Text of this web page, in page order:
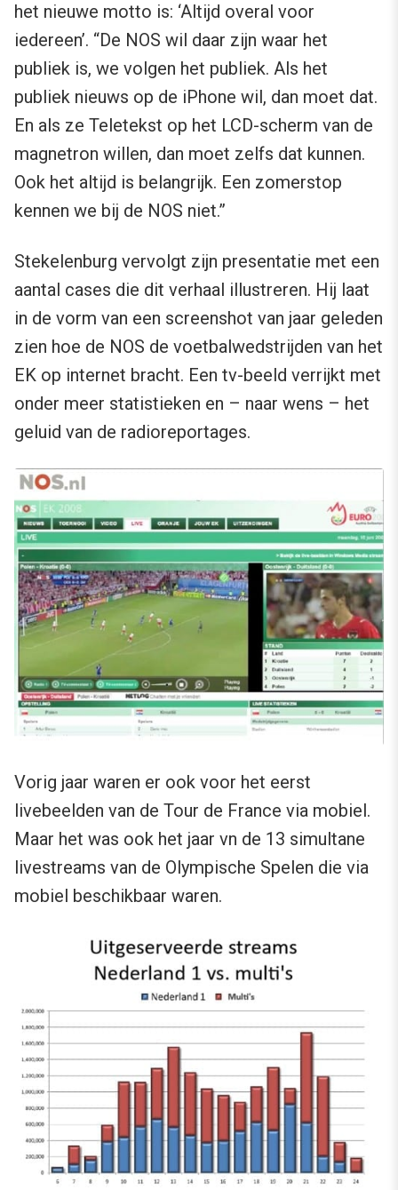
het nieuwe motto is: ‘Altijd overal voor
iedereen’. “De NOS wil daar zijn waar het
publiek is, we volgen het publiek. Als het
publiek nieuws op de iPhone wil, dan moet dat.
En als ze Teletekst op het LCD-scherm van de
magnetron willen, dan moet zelfs dat kunnen.
Ook het altijd is belangrijk. Een zomerstop
kennen we bij de NOS niet.”
Stekelenburg vervolgt zijn presentatie met een
aantal cases die dit verhaal illustreren. Hij laat
in de vorm van een screenshot van jaar geleden
zien hoe de NOS de voetbalwedstrijden van het
EK op internet bracht. Een tv-beeld verrijkt met
onder meer statistieken en – naar wens – het
geluid van de radioreportages.
Vorig jaar waren er ook voor het eerst
livebeelden van de Tour de France via mobiel.
Maar het was ook het jaar vn de 13 simultane
livestreams van de Olympische Spelen die via
mobiel beschikbaar waren.